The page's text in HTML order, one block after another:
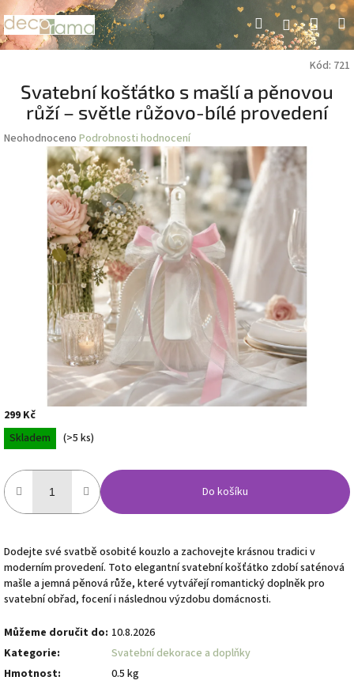
Přejít
na
obsah
HledatPřihlášení
Kód: 721
Svatební košťátko s mašlí a pěnovou
růží – světle růžovo-bílé provedení
Průměrné
hodnocení
produktu
hvězdiček.
Neohodnoceno Podrobnosti hodnocení
299 Kč
Měrná
cena:
Skladem (>5 ks)
Do košíku
Dodejte své svatbě osobité kouzlo a zachovejte krásnou tradici v
moderním provedení. Toto elegantní svatební košťátko zdobí saténová
mašle a jemná pěnová růže, které vytvářejí romantický doplněk pro
svatební obřad, focení i následnou výzdobu domácnosti.
Můžeme doručit do: 10.8.2026
Kategorie:
Svatební dekorace a doplňky
Hmotnost: 0.5 kg